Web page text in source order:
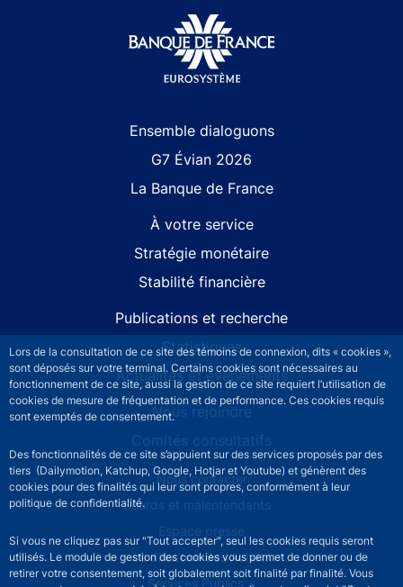
Lors de la consultation de ce site des témoins de connexion, dits « cookies »,
sont déposés sur votre terminal. Certains cookies sont nécessaires au
fonctionnement de ce site, aussi la gestion de ce site requiert l’utilisation de
cookies de mesure de fréquentation et de performance. Ces cookies requis
sont exemptés de consentement.
Des fonctionnalités de ce site s’appuient sur des services proposés par des
tiers (Dailymotion, Katchup, Google, Hotjar et Youtube) et génèrent des
cookies pour des finalités qui leur sont propres, conformément à leur
politique de confidentialité.
Si vous ne cliquez pas sur "Tout accepter", seul les cookies requis seront
utilisés. Le module de gestion des cookies vous permet de donner ou de
retirer votre consentement, soit globalement soit finalité par finalité. Vous
Ensemble dialoguons
G7 Évian 2026
La Banque de France
À votre service
Stratégie monétaire
Stabilité financière
Publications et recherche
Statistiques
Actualités et événements
Nous rejoindre
Comités consultatifs
Footer secondary menuNous contacter
Sourds et malentendants
Espace presse
La direction des Achats
Services Publics +